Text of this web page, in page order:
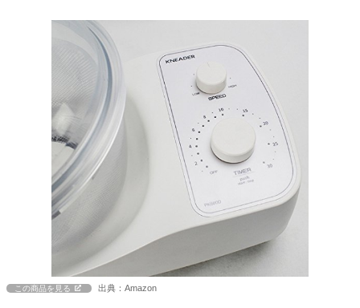
この商品を見る 出典：Amazon